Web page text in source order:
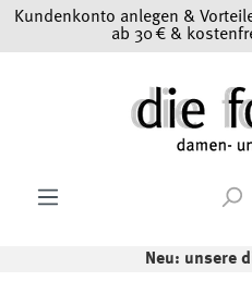
Zum Hauptinhalt springen
Kundenkonto anlegen &
ab 30 € &
Neu: unsere